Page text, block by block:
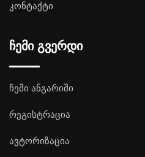
კონტაქტი
ჩემი გვერდი
ჩემი ანგარიში
რეგისტრაცია
ავტორიზაცია